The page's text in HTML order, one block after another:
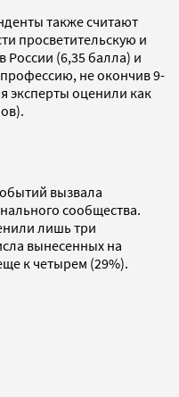
также считают
просветительскую и
России (6,35 балла) и
не окончив 9-
эксперты оценили как
вызвала
сообщества.
лишь три
вынесенных на
к четырем (29%).